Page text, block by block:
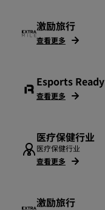
激励旅行
查看更多
Esports Ready
查看更多
医疗保健行业
医疗保健行业
查看更多
激励旅行